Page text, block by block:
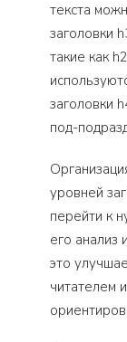
текста
заголовки
такие как
заголовки
под-
уровней
перейти к
его анализ
это
читателем